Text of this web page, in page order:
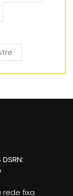
rede fixa